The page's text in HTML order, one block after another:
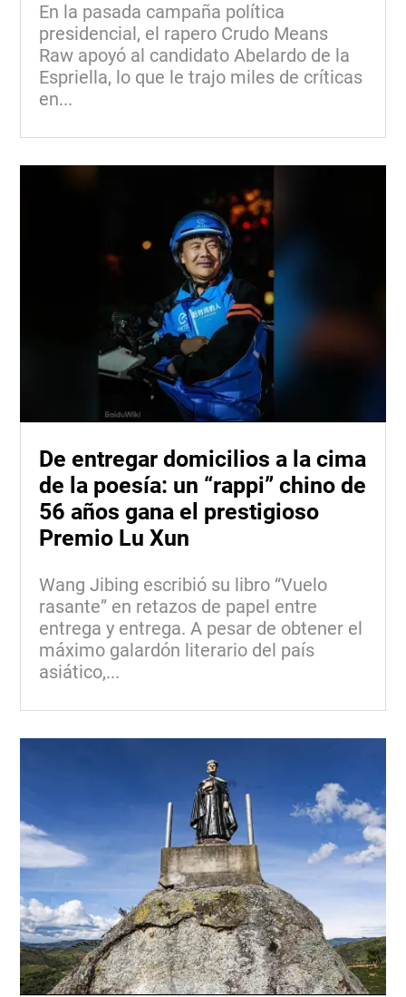
En la pasada campaña política
presidencial, el rapero Crudo Means
Raw apoyó al candidato Abelardo de la
Espriella, lo que le trajo miles de críticas
en...
De entregar domicilios a la cima
de la poesía: un “rappi” chino de
56 años gana el prestigioso
Premio Lu Xun
Wang Jibing escribió su libro “Vuelo
rasante” en retazos de papel entre
entrega y entrega. A pesar de obtener el
máximo galardón literario del país
asiático,...